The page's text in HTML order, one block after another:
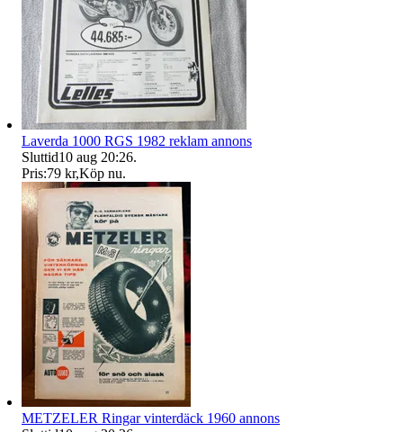
Laverda 1000 RGS 1982 reklam annons
Sluttid10 aug 20:26.
Pris:79 kr,Köp nu.
METZELER Ringar vinterdäck 1960 annons